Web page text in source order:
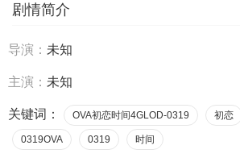
剧情简介
导演： 未知
主演： 未知
关键词： OVA初恋时间4GLOD-0319 初恋
0319OVA 0319 时间